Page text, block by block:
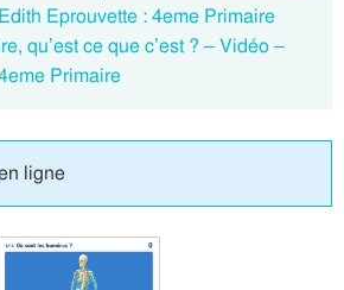
Eprouvette : 4eme Primaire
qu’est ce que c’est ? – Vidéo –
Primaire
ligne